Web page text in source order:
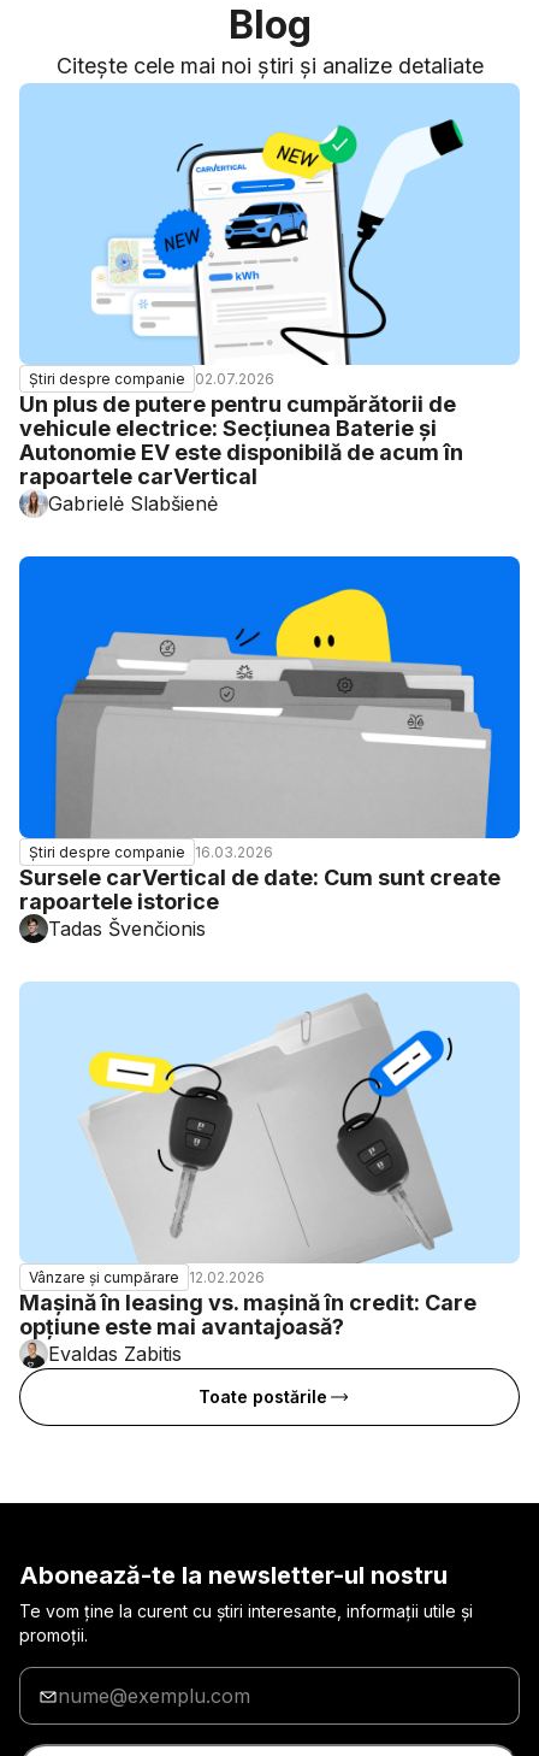
Blog
Citește cele mai noi știri și analize detaliate
Știri despre companie 02.07.2026
Un plus de putere pentru cumpărătorii de
vehicule electrice: Secțiunea Baterie și
Autonomie EV este disponibilă de acum în
rapoartele carVertical
Gabrielė Slabšienė
Știri despre companie 16.03.2026
Sursele carVertical de date: Cum sunt create
rapoartele istorice
Tadas Švenčionis
Vânzare și cumpărare 12.02.2026
Mașină în leasing vs. mașină în credit: Care
opțiune este mai avantajoasă?
Evaldas Zabitis
Toate postările
Abonează-te la newsletter-ul nostru
Te vom ține la curent cu știri interesante, informații utile și
promoții.
Introduceți
adresa
de
e-